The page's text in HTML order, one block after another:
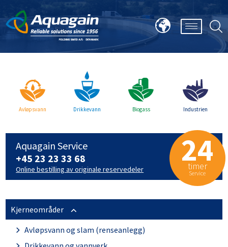
24
timer
Service
Aquagain Service
+45 23 23 33 68
Online bestilling av originale reservedeler
Avløpsvann Drikkevann Biogass Industrien
Kjerneområder
Avløpsvann og slam (renseanlegg)